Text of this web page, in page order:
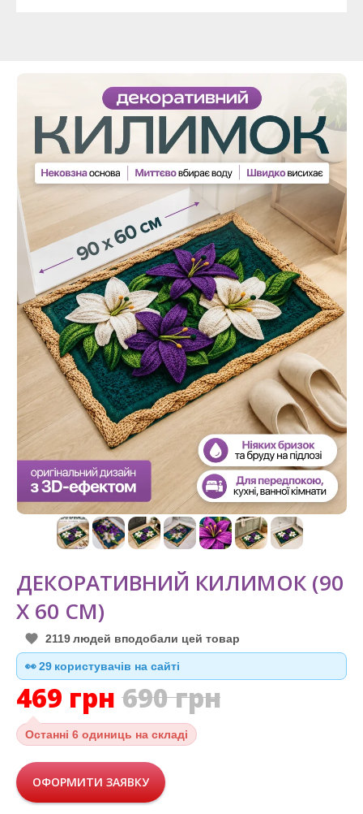
ДЕКОРАТИВНИЙ КИЛИМОК (90
Х 60 СМ)
2119 людей вподобали цей товар
👀28 користувачів на сайті
469 грн 690грн
Останні 6 одиниць на складі
ОФОРМИТИ ЗАЯВКУ